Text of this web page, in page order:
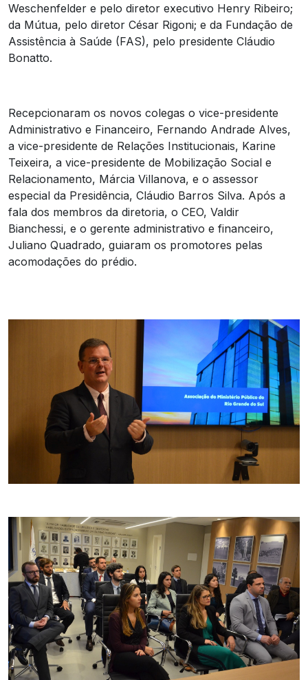
Weschenfelder e pelo diretor executivo Henry Ribeiro;
da Mútua, pelo diretor César Rigoni; e da Fundação de
Assistência à Saúde (FAS), pelo presidente Cláudio
Bonatto.
Recepcionaram os novos colegas o vice-presidente
Administrativo e Financeiro, Fernando Andrade Alves,
a vice-presidente de Relações Institucionais, Karine
Teixeira, a vice-presidente de Mobilização Social e
Relacionamento, Márcia Villanova, e o assessor
especial da Presidência, Cláudio Barros Silva. Após a
fala dos membros da diretoria, o CEO, Valdir
Bianchessi, e o gerente administrativo e financeiro,
Juliano Quadrado, guiaram os promotores pelas
acomodações do prédio.